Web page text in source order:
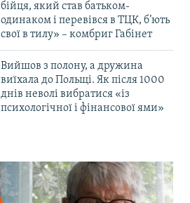
бійця, який став батьком-
одинаком і перевівся в ТЦК, б’ють
свої в тилу» – комбриг Габінет
Вийшов з полону, а дружина
виїхала до Польщі. Як після 1000
днів неволі вибратися «із
психологічної і фінансової ями»